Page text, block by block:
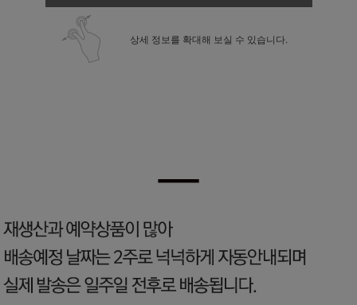
상세 정보를 확대해 보실 수 있습니다.